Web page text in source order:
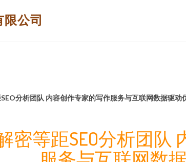
公司
分析团队 内容创作专家的写作服务与互联网数据驱动
密等距SEO分析团队